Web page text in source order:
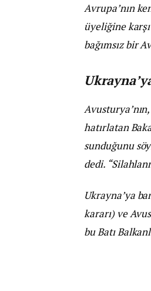
Avrupa’nın
üyeliğine
bağımsız bir
hatırlatan
sunduğunu
dedi.
Ukrayna’ya
kararı) ve
bu Batı